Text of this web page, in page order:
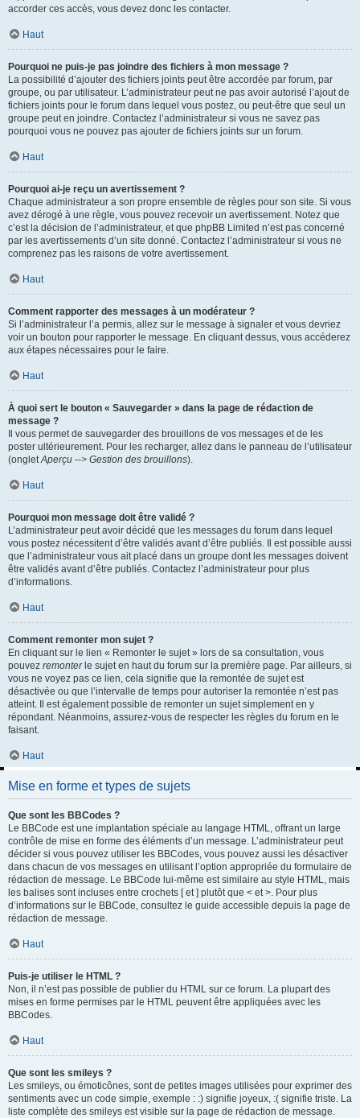
accorder ces accès, vous devez donc les contacter.
Haut
Pourquoi ne puis-je pas joindre des fichiers à mon message ?
La possibilité d’ajouter des fichiers joints peut être accordée par forum, par
groupe, ou par utilisateur. L’administrateur peut ne pas avoir autorisé l’ajout de
fichiers joints pour le forum dans lequel vous postez, ou peut-être que seul un
groupe peut en joindre. Contactez l’administrateur si vous ne savez pas
pourquoi vous ne pouvez pas ajouter de fichiers joints sur un forum.
Haut
Pourquoi ai-je reçu un avertissement ?
Chaque administrateur a son propre ensemble de règles pour son site. Si vous
avez dérogé à une règle, vous pouvez recevoir un avertissement. Notez que
c’est la décision de l’administrateur, et que phpBB Limited n’est pas concerné
par les avertissements d’un site donné. Contactez l’administrateur si vous ne
comprenez pas les raisons de votre avertissement.
Haut
Comment rapporter des messages à un modérateur ?
Si l’administrateur l’a permis, allez sur le message à signaler et vous devriez
voir un bouton pour rapporter le message. En cliquant dessus, vous accéderez
aux étapes nécessaires pour le faire.
Haut
À quoi sert le bouton « Sauvegarder » dans la page de rédaction de
message ?
Il vous permet de sauvegarder des brouillons de vos messages et de les
poster ultérieurement. Pour les recharger, allez dans le panneau de l’utilisateur
(ongletAperçu --> Gestion des brouillons).
Haut
Pourquoi mon message doit être validé ?
L’administrateur peut avoir décidé que les messages du forum dans lequel
vous postez nécessitent d’être validés avant d’être publiés. Il est possible aussi
que l’administrateur vous ait placé dans un groupe dont les messages doivent
être validés avant d’être publiés. Contactez l’administrateur pour plus
d’informations.
Haut
Comment remonter mon sujet ?
En cliquant sur le lien « Remonter le sujet » lors de sa consultation, vous
pouvez remonterle sujet en haut du forum sur la première page. Par ailleurs, si
vous ne voyez pas ce lien, cela signifie que la remontée de sujet est
désactivée ou que l’intervalle de temps pour autoriser la remontée n’est pas
atteint. Il est également possible de remonter un sujet simplement en y
répondant. Néanmoins, assurez-vous de respecter les règles du forum en le
faisant.
Haut
Mise en forme et types de sujets
Que sont les BBCodes ?
Le BBCode est une implantation spéciale au langage HTML, offrant un large
contrôle de mise en forme des éléments d’un message. L’administrateur peut
décider si vous pouvez utiliser les BBCodes, vous pouvez aussi les désactiver
dans chacun de vos messages en utilisant l’option appropriée du formulaire de
rédaction de message. Le BBCode lui-même est similaire au style HTML, mais
les balises sont incluses entre crochets [ et ] plutôt que < et >. Pour plus
d’informations sur le BBCode, consultez le guide accessible depuis la page de
rédaction de message.
Haut
Puis-je utiliser le HTML ?
Non, il n’est pas possible de publier du HTML sur ce forum. La plupart des
mises en forme permises par le HTML peuvent être appliquées avec les
BBCodes.
Haut
Que sont les smileys ?
Les smileys, ou émoticônes, sont de petites images utilisées pour exprimer des
sentiments avec un code simple, exemple : :) signifie joyeux, :( signifie triste. La
liste complète des smileys est visible sur la page de rédaction de message.